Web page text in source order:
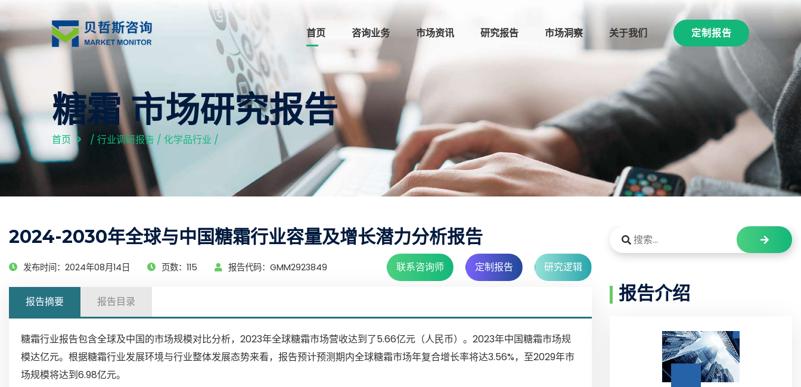
首页 咨询业务 市场资讯 研究报告 市场洞察 关于我们 定制报告
糖霜 市场研究报告
首页 / 行业调研报告 / 化学品行业 /
2024-2030年全球与中国糖霜行业容量及增长潜力分析报告
发布时间：2024年08月14日 页数：115 报告代码：GMM2923849 联系咨询师 定制报告 研究逻辑
报告摘要 报告目录
糖霜行业报告包含全球及中国的市场规模对比分析，2023年全球糖霜市场营收达到了5.66亿元（人民币）。2023年中国糖霜市场规
模达亿元。根据糖霜行业发展环境与行业整体发展态势来看，报告预计预测期内全球糖霜市场年复合增长率将达3.56%，至2029年市
场规模将达到6.98亿元。
报告介绍